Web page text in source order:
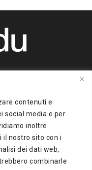
contenuti e
social media e per
inoltre
nostro sito con i
dei dati web,
combinarle
freepress BigBox
Milano n.383 del